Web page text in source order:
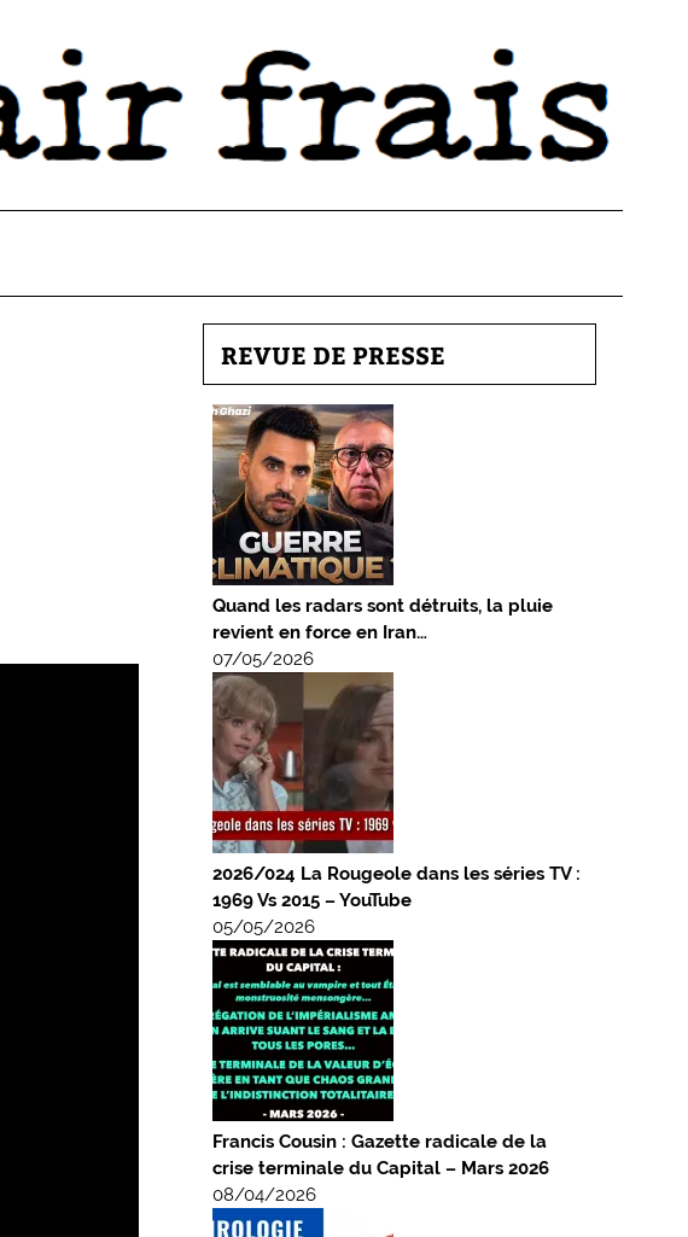
REVUE DE PRESSE
Quand les radars sont détruits, la pluie
revient en force en Iran…
07/05/2026
2026/024 La Rougeole dans les séries TV :
1969 Vs 2015 – YouTube
05/05/2026
Francis Cousin : Gazette radicale de la
crise terminale du Capital – Mars 2026
08/04/2026